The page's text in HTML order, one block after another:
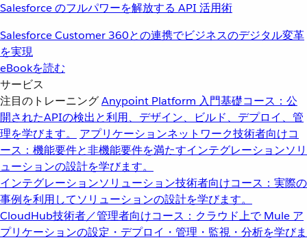
Salesforce のフルパワーを解放する API 活用術
Salesforce Customer 360との連携でビジネスのデジタル変革
を実現
eBookを読む
サービス
注目のトレーニングAnypoint Platform 入門基礎コース：公
開されたAPIの検出と利用、デザイン、ビルド、デプロイ、管
理を学びます。
アプリケーションネットワーク技術者向けコ
ース：機能要件と非機能要件を満たすインテグレーションソリ
ューションの設計を学びます。
インテグレーションソリューション技術者向けコース：実際の
事例を利用してソリューションの設計を学びます。
CloudHub技術者／管理者向けコース：クラウド上で Mule ア
プリケーションの設定・デプロイ・管理・監視・分析を学びま